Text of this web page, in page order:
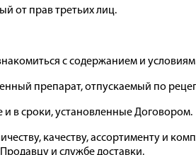
от прав третьих лиц.
с содержанием и
препарат, отпускаемый по
и в сроки, установленные Договором.
качеству, ассортименту и
и службе доставки.